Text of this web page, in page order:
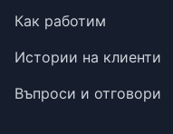
Как работим
Истории на клиенти
Въпроси и отговори